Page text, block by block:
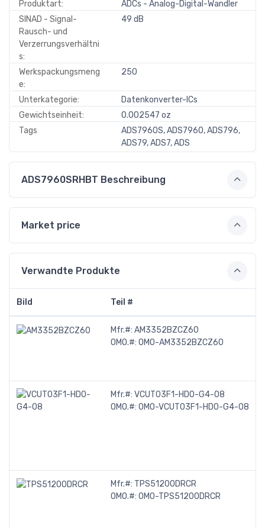
Produktart:
ADCs - Analog-Digital-Wandler
SINAD - Signal-
Rausch- und
Verzerrungsverhältni
s:
49 dB
Werkspackungsmeng
e:
250
Unterkategorie:
Datenkonverter-ICs
Gewichtseinheit:
0.002547 oz
Tags
ADS7960S, ADS7960, ADS796,
ADS79, ADS7, ADS
ADS7960SRHBT Beschreibung
Market price
Verwandte Produkte
Bild Teil #
Mfr.#: AM3352BZCZ60
OMO.#: OMO-AM3352BZCZ60
Mfr.#: VCUT03F1-HD0-G4-08
OMO.#: OMO-VCUT03F1-HD0-G4-08
Mfr.#: TPS51200DRCR
OMO.#: OMO-TPS51200DRCR